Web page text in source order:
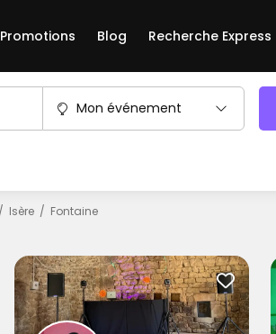
Promotions Blog Recherche Express
Mon événement
Isère Fontaine